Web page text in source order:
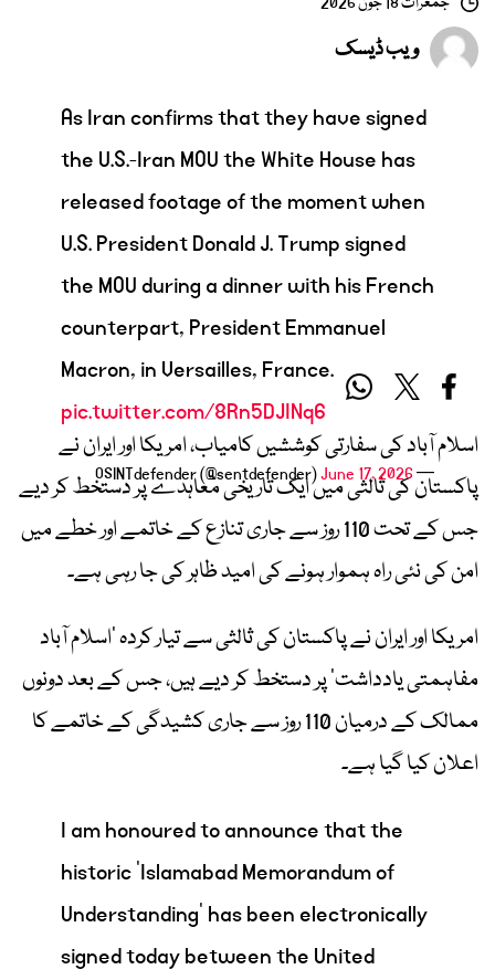
ویب ڈیسک
As Iran confirms that they have signed
the U.S.-Iran MOU the White House has
released footage of the moment when
U.S. President Donald J. Trump signed
the MOU during a dinner with his French
counterpart, President Emmanuel
Macron, in Versailles, France.
pic.twitter.com/8Rn5DJINq6
— OSINTdefender (@sentdefender)
June 17, 2026
اسلام آباد کی سفارتی کوششیں کامیاب، امریکا اور ایران نے
پاکستان کی ثالثی میں ایک تاریخی معاہدے پر دستخط کر دیے
جس کے تحت 110 روز سے جاری تنازع کے خاتمے اور خطے میں
امن کی نئی راہ ہموار ہونے کی امید ظاہر کی جا رہی ہے۔
امریکا اور ایران نے پاکستان کی ثالثی سے تیار کردہ ’اسلام آباد
مفاہمتی یادداشت‘ پر دستخط کر دیے ہیں، جس کے بعد دونوں
ممالک کے درمیان 110 روز سے جاری کشیدگی کے خاتمے کا
اعلان کیا گیا ہے۔
I am honoured to announce that the
historic ‘Islamabad Memorandum of
Understanding’ has been electronically
signed today between the United